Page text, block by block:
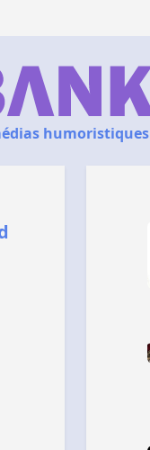
humoristiques